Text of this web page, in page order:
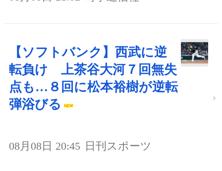
【ソフトバンク】西武に逆
転負け 上茶谷大河７回無失
点も…８回に松本裕樹が逆転
弾浴びる
08月08日 20:45 日刊スポーツ